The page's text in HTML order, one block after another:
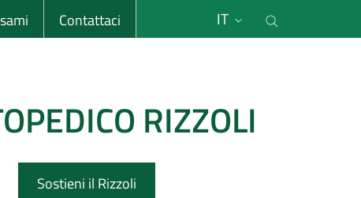
Contattaci IT
RIZZOLI
Sostieni il Rizzoli